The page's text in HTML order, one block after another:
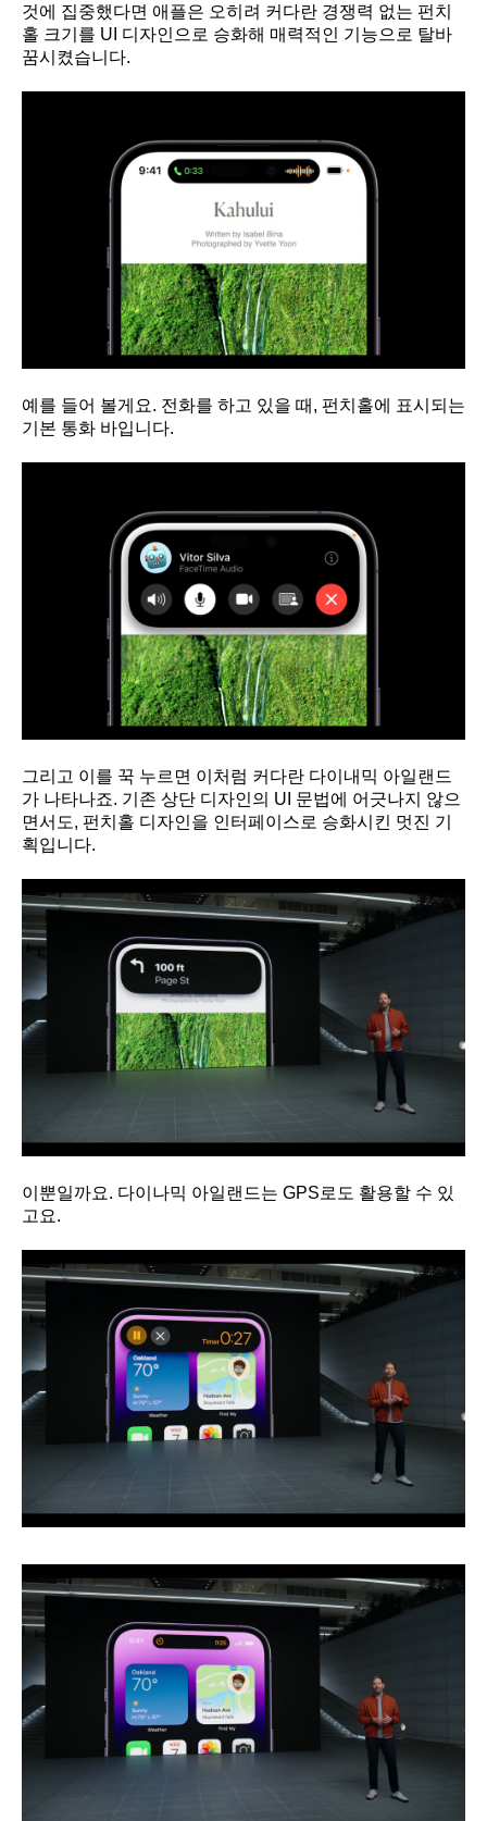
것에 집중했다면 애플은 오히려 커다란 경쟁력 없는 펀치
홀 크기를 UI 디자인으로 승화해 매력적인 기능으로 탈바
꿈시켰습니다.
예를 들어 볼게요. 전화를 하고 있을 때, 펀치홀에 표시되는
기본 통화 바입니다.
그리고 이를 꾹 누르면 이처럼 커다란 다이내믹 아일랜드
가 나타나죠. 기존 상단 디자인의 UI 문법에 어긋나지 않으
면서도, 펀치홀 디자인을 인터페이스로 승화시킨 멋진 기
획입니다.
이뿐일까요. 다이나믹 아일랜드는 GPS로도 활용할 수 있
고요.